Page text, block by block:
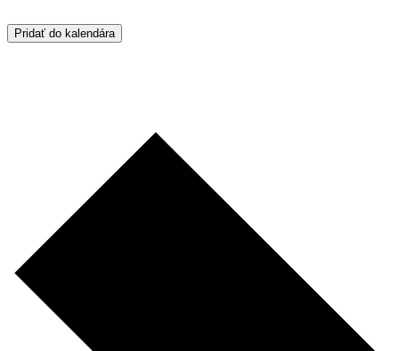
Pridať do kalendára